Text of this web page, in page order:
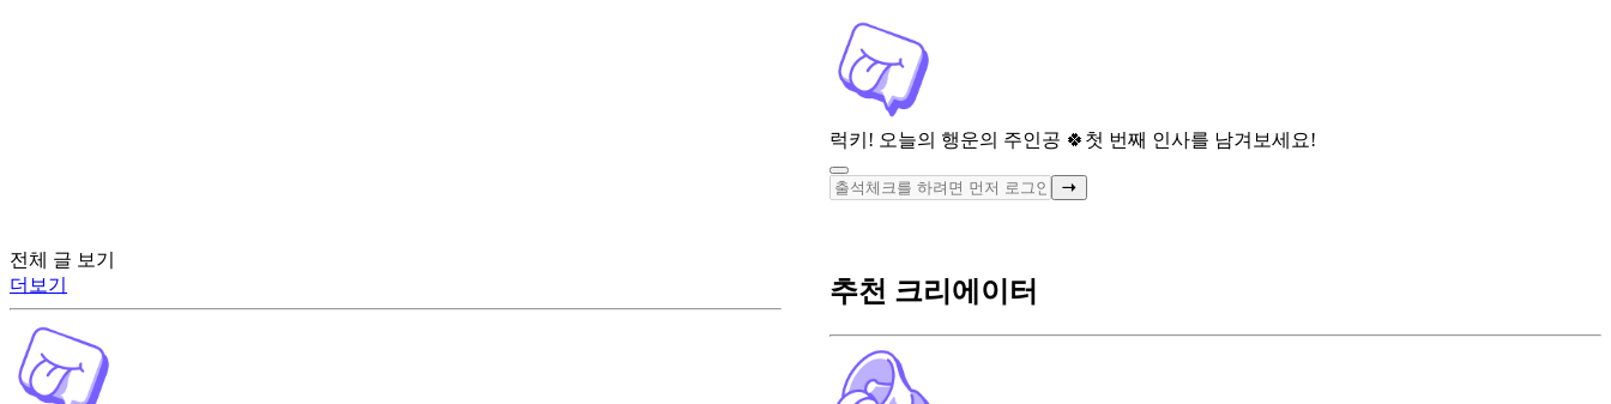
럭키! 오늘의 행운의 주인공 🍀 첫 번째 인사를 남겨보세요!
전체 글 보기
더보기
추천 크리에이터